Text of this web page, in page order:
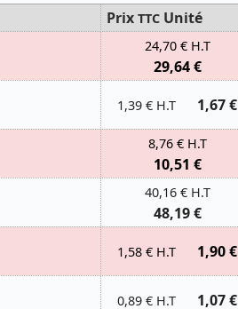
Prix TTC Unité
24,70 € H.T
29,64 €
1,39 € H.T 1,67 €
8,76 € H.T
10,51 €
40,16 € H.T
48,19 €
1,58 € H.T 1,90 €
0,89 € H.T 1,07 €